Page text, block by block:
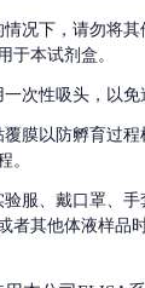
况下，请勿将
于本试剂盒。
次性吸头，以免
覆膜以防孵育过
。
服、戴口罩、手
者其他体液样品